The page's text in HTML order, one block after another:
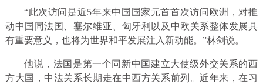
“此次访问是近5年来中国国家元首首次访问欧洲，对推
动中国同法国、塞尔维亚、匈牙利以及中欧关系整体发展具
有重要意义，也将为世界和平发展注入新动能。”林剑说。
他说，法国是第一个同新中国建立大使级外交关系的西
方大国，中法关系长期走在中西方关系前列。近年来，在习